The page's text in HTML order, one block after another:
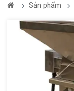
Sản phẩm